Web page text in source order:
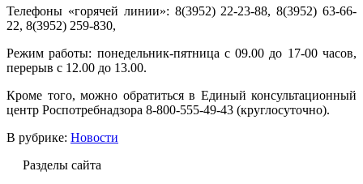
Телефоны «горячей линии»: 8(3952) 22-23-88, 8(3952) 63-66-
22, 8(3952) 259-830,
Режим работы: понедельник-пятница с 09.00 до 17-00 часов,
перерыв с 12.00 до 13.00.
Кроме того, можно обратиться в Единый консультационный
центр Роспотребнадзора 8-800-555-49-43 (круглосуточно).
В рубрике: Новости
Разделы сайта